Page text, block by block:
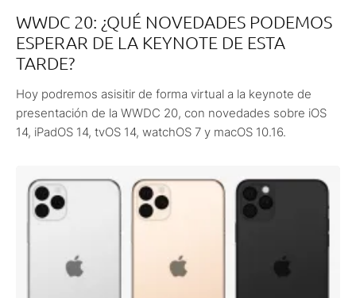
WWDC 20: ¿QUÉ NOVEDADES PODEMOS
ESPERAR DE LA KEYNOTE DE ESTA
TARDE?
Hoy podremos asisitir de forma virtual a la keynote de
presentación de la WWDC 20, con novedades sobre iOS
14, iPadOS 14, tvOS 14, watchOS 7 y macOS 10.16.